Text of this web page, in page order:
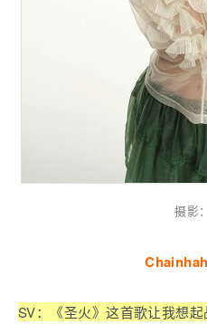
摄影
SV：《圣火》这首歌让我想